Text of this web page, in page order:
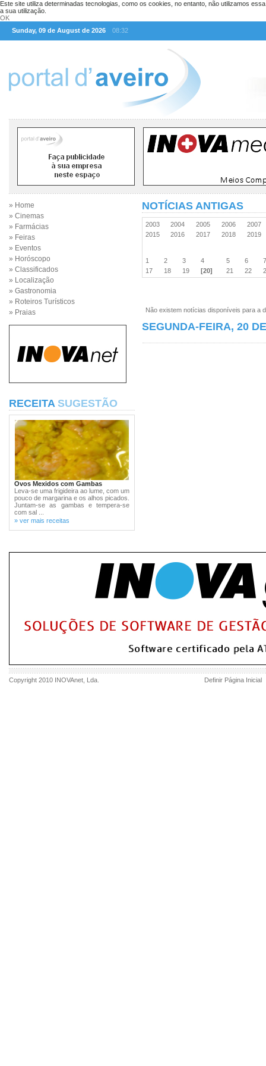
Este site utiliza determinadas tecnologias, como os cookies, no entanto, não utilizamos
a sua utilização.
OK
Sunday, 09 de August de 2026
08:32
» Home
» Cinemas
» Farmácias
» Feiras
» Eventos
» Horóscopo
» Classificados
» Localização
» Gastronomia
» Roteiros Turísticos
» Praias
RECEITA SUGESTÃO
Ovos Mexidos com Gambas
Leva-se uma frigideira ao lume, com um
pouco de margarina e os alhos picados.
Juntam-se as gambas e tempera-se
com sal ...
» ver mais receitas
NOTÍCIAS ANTIGAS
2003 2004 2005 2006
2007
2015
2016 2017 2018 2019
1 2 3 4 5 6
17
18 19 [20] 21 22
Não existem notícias disponíveis para a
SEGUNDA-FEIRA, 20
Copyright 2010 INOVAnet , Lda. Definir Página Inicial